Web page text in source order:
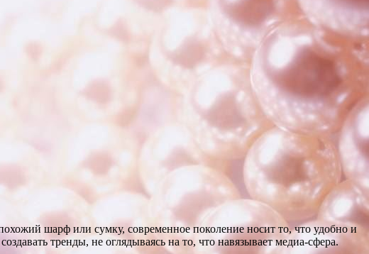
шарф или сумку, современное поколение носит то, что удобно и
тренды, не оглядываясь на то, что навязывает медиа-сфера.